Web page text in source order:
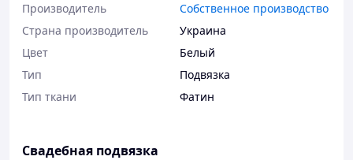
Производитель
Собственное производство
Страна производитель
Украина
Цвет
Белый
Тип
Подвязка
Тип ткани
Фатин
Свадебная подвязка